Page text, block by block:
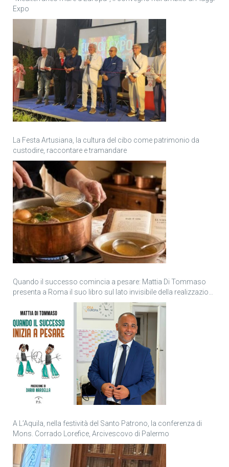
Expo
La Festa Artusiana, la cultura del cibo come patrimonio da
custodire, raccontare e tramandare
Quando il successo comincia a pesare: Mattia Di Tommaso
presenta a Roma il suo libro sul lato invisibile della realizzazione
A L’Aquila, nella festività del Santo Patrono, la conferenza di
Mons. Corrado Lorefice, Arcivescovo di Palermo